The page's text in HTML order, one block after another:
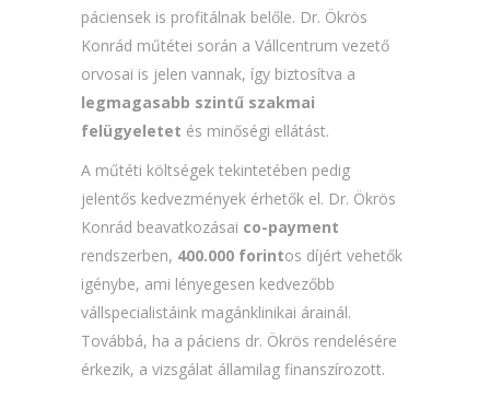
páciensek is profitálnak belőle. Dr. Ökrös
Konrád műtétei során a Vállcentrum vezető
orvosai is jelen vannak, így biztosítva a
legmagasabb szintű szakmai
felügyeletet és minőségi ellátást.
A műtéti költségek tekintetében pedig
jelentős kedvezmények érhetők el. Dr. Ökrös
Konrád beavatkozásai co-payment
rendszerben, 400.000 forintos díjért vehetők
igénybe, ami lényegesen kedvezőbb
vállspecialistáink magánklinikai árainál.
Továbbá, ha a páciens dr. Ökrös rendelésére
érkezik, a vizsgálat államilag finanszírozott.